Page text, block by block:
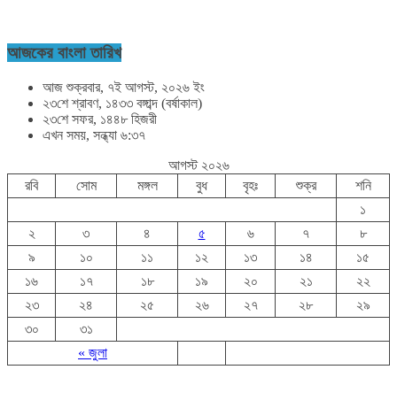
আজকের বাংলা তারিখ
আজ শুক্রবার, ৭ই আগস্ট, ২০২৬ ইং
২৩শে শ্রাবণ, ১৪৩৩ বঙ্গাব্দ (বর্ষাকাল)
২৩শে সফর, ১৪৪৮ হিজরী
এখন সময়, সন্ধ্যা ৬:৩৭
আগস্ট ২০২৬
রবি
সোম মঙ্গল বুধ বৃহঃ শুক্র শনি
« জুলা
১
২
৩ ৪ ৫ ৬ ৭
৮
৯
১০ ১১ ১২ ১৩ ১৪
১৫
১৬
১৭ ১৮ ১৯ ২০ ২১
২২
২৩
২৪ ২৫ ২৬ ২৭ ২৮
২৯
৩০
৩১